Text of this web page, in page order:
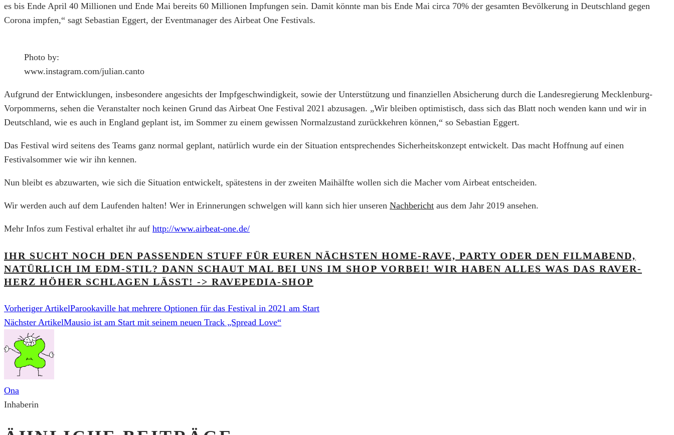
es bis Ende April 40 Millionen und Ende Mai bereits 60 Millionen Impfungen sein. Damit könnte man bis Ende Mai circa 70% der gesamten Bevölkerung in Deutschland gegen
Corona impfen,“ sagt Sebastian Eggert, der Eventmanager des Airbeat One Festivals.
Photo by:
www.instagram.com/julian.canto
Aufgrund der Entwicklungen, insbesondere angesichts der Impfgeschwindigkeit, sowie der Unterstützung und finanziellen Absicherung durch die Landesregierung Mecklenburg-
Vorpommerns, sehen die Veranstalter noch keinen Grund das Airbeat One Festival 2021 abzusagen. „Wir bleiben optimistisch, dass sich das Blatt noch wenden kann und wir in
Deutschland, wie es auch in England geplant ist, im Sommer zu einem gewissen Normalzustand zurückkehren können,“ so Sebastian Eggert.
Das Festival wird seitens des Teams ganz normal geplant, natürlich wurde ein der Situation entsprechendes Sicherheitskonzept entwickelt. Das macht Hoffnung auf einen
Festivalsommer wie wir ihn kennen.
Nun bleibt es abzuwarten, wie sich die Situation entwickelt, spätestens in der zweiten Maihälfte wollen sich die Macher vom Airbeat entscheiden.
Wir werden auch auf dem Laufenden halten! Wer in Erinnerungen schwelgen will kann sich hier unseren Nachbericht aus dem Jahr 2019 ansehen.
Mehr Infos zum Festival erhaltet ihr auf http://www.airbeat-one.de/
IHR SUCHT NOCH DEN PASSENDEN STUFF FÜR EUREN NÄCHSTEN HOME-RAVE, PARTY ODER DEN FILMABEND,
NATÜRLICH IM EDM-STIL? DANN SCHAUT MAL BEI UNS IM SHOP VORBEI! WIR HABEN ALLES WAS DAS RAVER-
HERZ HÖHER SCHLAGEN LÄSST! -> RAVEPEDIA-SHOP
Vorheriger ArtikelParookaville hat mehrere Optionen für das Festival in 2021 am Start
Nächster ArtikelMausio ist am Start mit seinem neuen Track „Spread Love“
Ona
Inhaberin